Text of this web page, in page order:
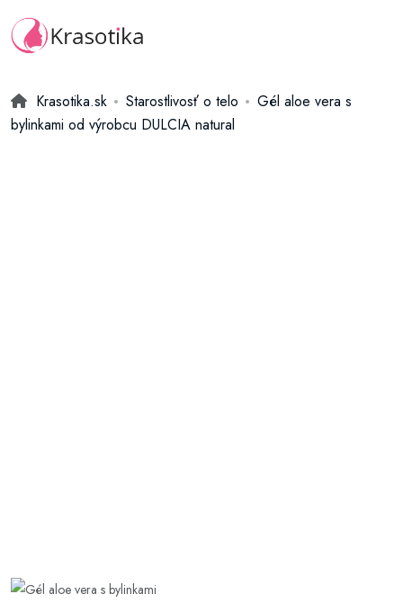
Krasotika.sk Starostlivosť o telo
Gél aloe vera s
bylinkami od výrobcu DULCIA natural